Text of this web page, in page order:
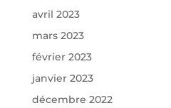
avril 2023
mars 2023
février 2023
janvier 2023
décembre 2022